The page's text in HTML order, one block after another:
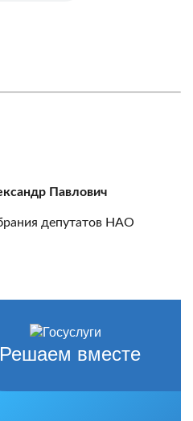
Павлович
депутатов НАО
Решаем вместе